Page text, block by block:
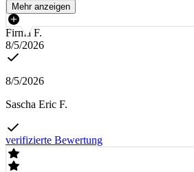
Mehr anzeigen
Firma F.
8/5/2026
8/5/2026
Sascha Eric F.
verifizierte Bewertung